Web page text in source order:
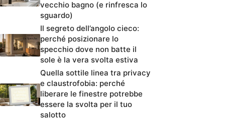
vecchio bagno (e rinfresca lo
sguardo)
Il segreto dell’angolo cieco:
perché posizionare lo
specchio dove non batte il
sole è la vera svolta estiva
Quella sottile linea tra privacy
e claustrofobia: perché
liberare le finestre potrebbe
essere la svolta per il tuo
salotto